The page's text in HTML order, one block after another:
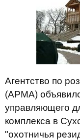
Агентство по
(АРМА)
управляющего
комплекса в
"охотничья